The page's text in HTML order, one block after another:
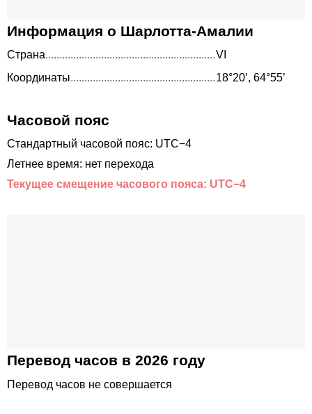
Информация о Шарлотта-Амалии
Страна
VI
Координаты
18°20’, 64°55’
Часовой пояс
Стандартный часовой пояс: UTC−4
Летнее время: нет перехода
Текущее смещение часового пояса: UTC−4
Перевод часов в 2026 году
Перевод часов не совершается